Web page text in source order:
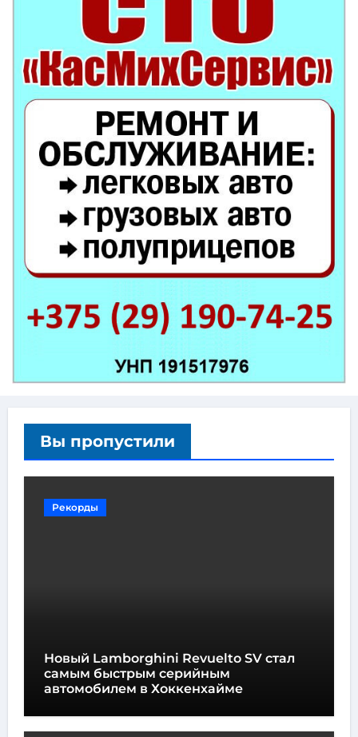
Вы пропустили
Рекорды
Новый Lamborghini Revuelto SV стал
самым быстрым серийным
автомобилем в Хоккенхайме